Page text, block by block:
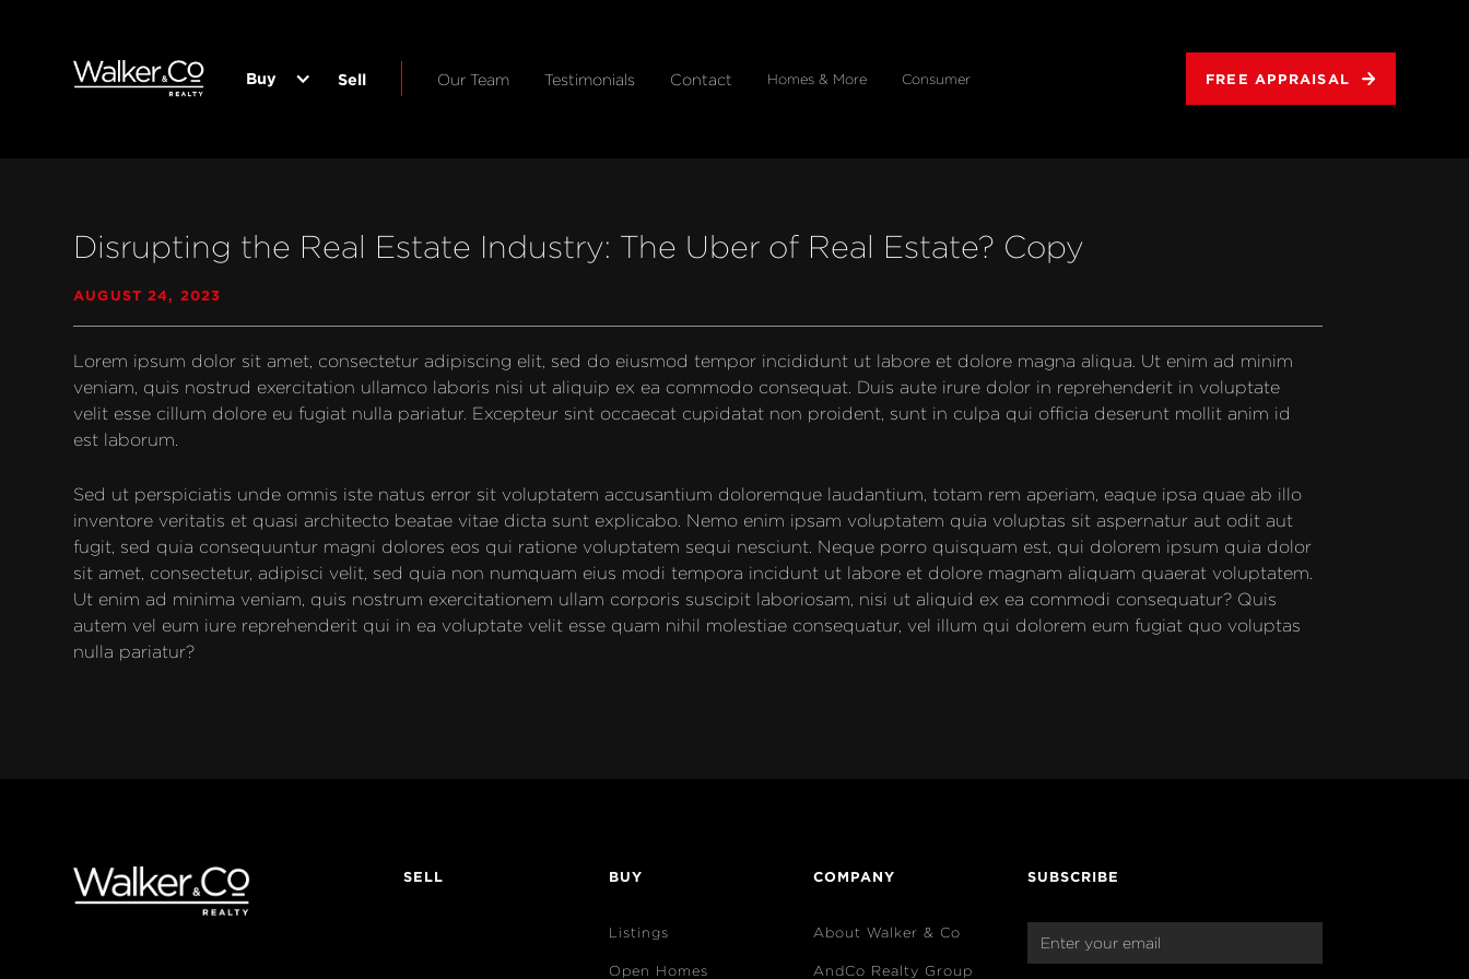
Buy Sell Our Team Testimonials Contact Homes & More Consumer FREE APPRAISAL
Disrupting the Real Estate Industry: The Uber of Real Estate? Copy
AUGUST 24, 2023
Lorem ipsum dolor sit amet, consectetur adipiscing elit, sed do eiusmod tempor incididunt ut labore et dolore magna aliqua. Ut enim ad minim
veniam, quis nostrud exercitation ullamco laboris nisi ut aliquip ex ea commodo consequat. Duis aute irure dolor in reprehenderit in voluptate
velit esse cillum dolore eu fugiat nulla pariatur. Excepteur sint occaecat cupidatat non proident, sunt in culpa qui officia deserunt mollit anim id
est laborum.
Sed ut perspiciatis unde omnis iste natus error sit voluptatem accusantium doloremque laudantium, totam rem aperiam, eaque ipsa quae ab illo
inventore veritatis et quasi architecto beatae vitae dicta sunt explicabo. Nemo enim ipsam voluptatem quia voluptas sit aspernatur aut odit aut
fugit, sed quia consequuntur magni dolores eos qui ratione voluptatem sequi nesciunt. Neque porro quisquam est, qui dolorem ipsum quia dolor
sit amet, consectetur, adipisci velit, sed quia non numquam eius modi tempora incidunt ut labore et dolore magnam aliquam quaerat voluptatem.
Ut enim ad minima veniam, quis nostrum exercitationem ullam corporis suscipit laboriosam, nisi ut aliquid ex ea commodi consequatur? Quis
autem vel eum iure reprehenderit qui in ea voluptate velit esse quam nihil molestiae consequatur, vel illum qui dolorem eum fugiat quo voluptas
nulla pariatur?
SELL BUY
Listings
Open Homes
COMPANY
About Walker & Co
AndCo Realty Group
SUBSCRIBE